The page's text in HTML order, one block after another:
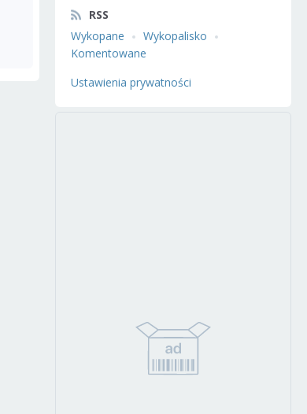
RSS
Wykopane
Wykopalisko
Komentowane
Ustawienia prywatności